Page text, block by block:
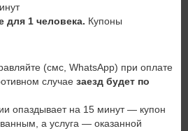
для 1 человека. Купоны
(смс, WhatsApp) при оплате
случае заезд будет по
опаздывает на 15 минут — купон
а услуга — оказанной